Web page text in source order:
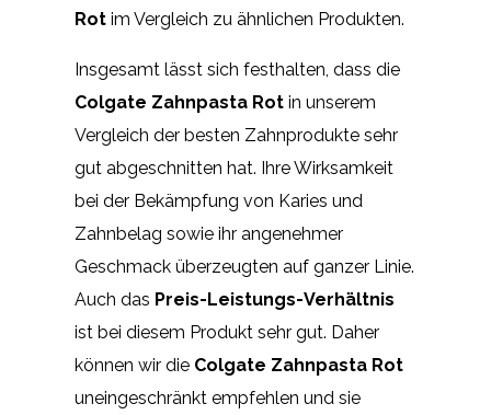
Rot im Vergleich zu ähnlichen Produkten.
Insgesamt lässt sich festhalten, dass die
Colgate Zahnpasta Rot in unserem
Vergleich der besten Zahnprodukte sehr
gut abgeschnitten hat. Ihre Wirksamkeit
bei der Bekämpfung von Karies und
Zahnbelag sowie ihr angenehmer
Geschmack überzeugten auf ganzer Linie.
Auch das Preis-Leistungs-Verhältnis
ist bei diesem Produkt sehr gut. Daher
können wir die Colgate Zahnpasta Rot
uneingeschränkt empfehlen und sie